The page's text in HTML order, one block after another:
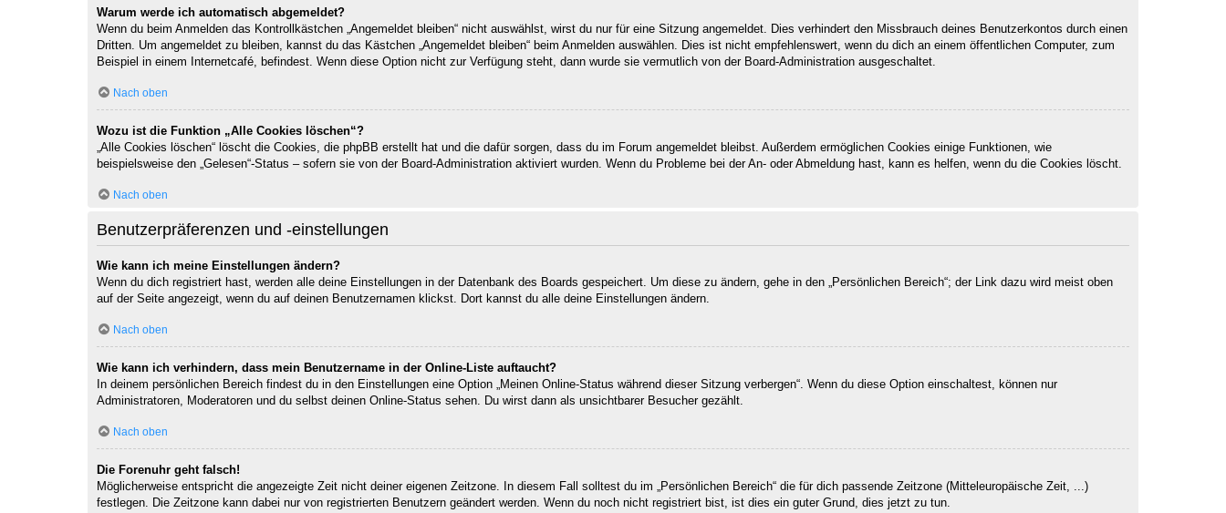
Warum werde ich automatisch abgemeldet?
Wenn du beim Anmelden das Kontrollkästchen „Angemeldet bleiben“ nicht auswählst, wirst du nur für eine Sitzung angemeldet. Dies verhindert den Missbrauch deines Benutzerkontos durch einen
Dritten. Um angemeldet zu bleiben, kannst du das Kästchen „Angemeldet bleiben“ beim Anmelden auswählen. Dies ist nicht empfehlenswert, wenn du dich an einem öffentlichen Computer, zum
Beispiel in einem Internetcafé, befindest. Wenn diese Option nicht zur Verfügung steht, dann wurde sie vermutlich von der Board-Administration ausgeschaltet.
Nach oben
Wozu ist die Funktion „Alle Cookies löschen“?
„Alle Cookies löschen“ löscht die Cookies, die phpBB erstellt hat und die dafür sorgen, dass du im Forum angemeldet bleibst. Außerdem ermöglichen Cookies einige Funktionen, wie
beispielsweise den „Gelesen“-Status – sofern sie von der Board-Administration aktiviert wurden. Wenn du Probleme bei der An- oder Abmeldung hast, kann es helfen, wenn du die Cookies löscht.
Nach oben
Benutzerpräferenzen und -einstellungen
Wie kann ich meine Einstellungen ändern?
Wenn du dich registriert hast, werden alle deine Einstellungen in der Datenbank des Boards gespeichert. Um diese zu ändern, gehe in den „Persönlichen Bereich“; der Link dazu wird meist oben
auf der Seite angezeigt, wenn du auf deinen Benutzernamen klickst. Dort kannst du alle deine Einstellungen ändern.
Nach oben
Wie kann ich verhindern, dass mein Benutzername in der Online-Liste auftaucht?
In deinem persönlichen Bereich findest du in den Einstellungen eine Option „Meinen Online-Status während dieser Sitzung verbergen“. Wenn du diese Option einschaltest, können nur
Administratoren, Moderatoren und du selbst deinen Online-Status sehen. Du wirst dann als unsichtbarer Besucher gezählt.
Nach oben
Die Forenuhr geht falsch!
Möglicherweise entspricht die angezeigte Zeit nicht deiner eigenen Zeitzone. In diesem Fall solltest du im „Persönlichen Bereich“ die für dich passende Zeitzone (Mitteleuropäische Zeit, ...)
festlegen. Die Zeitzone kann dabei nur von registrierten Benutzern geändert werden. Wenn du noch nicht registriert bist, ist dies ein guter Grund, dies jetzt zu tun.